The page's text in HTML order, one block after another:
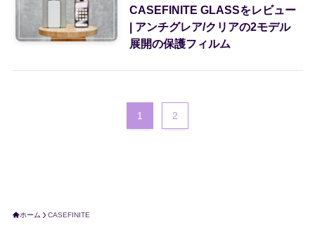
CASEFINITE GLASSをレビュー
| アンチグレア/クリアの2モデル
展開の保護フィルム
1 2
ホーム CASEFINITE